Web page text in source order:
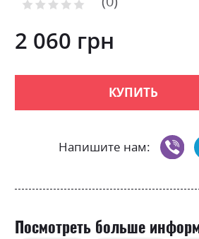
gallery
Рейтинг:
2 060 грн
КУПИТЬ
Напишите нам:
Посмотреть больше